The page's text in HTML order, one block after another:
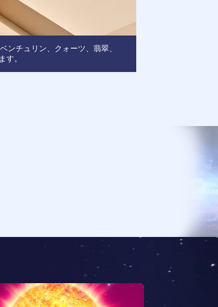
ンチュリン、クォーツ、翡翠、
す。